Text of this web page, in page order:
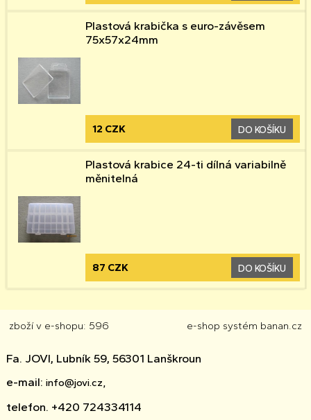
Plastová krabička s euro-závěsem
75x57x24mm
12 CZK DO KOŠÍKU
Plastová krabice 24-ti dílná variabilně
měnitelná
87 CZK DO KOŠÍKU
zboží v e-shopu: 596 e-shop systém banan.cz
Fa. JOVI, Lubník 59, 56301 Lanškroun
e-mail: info@jovi.cz,
telefon. +420 724334114